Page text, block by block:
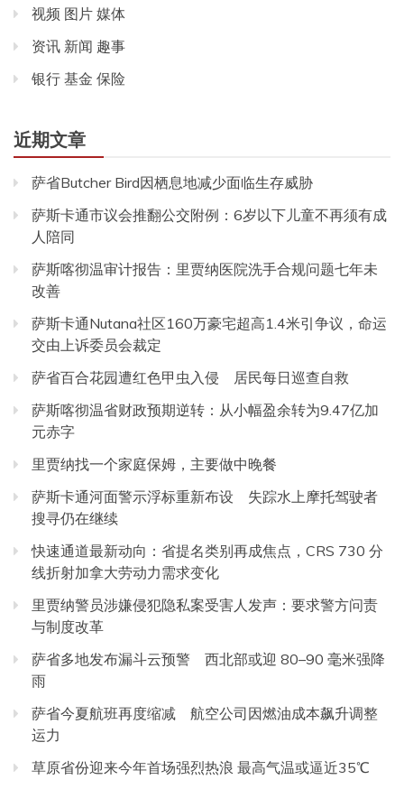
视频 图片 媒体
资讯 新闻 趣事
银行 基金 保险
近期文章
萨省Butcher Bird因栖息地减少面临生存威胁
萨斯卡通市议会推翻公交附例：6岁以下儿童不再须有成
人陪同
萨斯喀彻温审计报告：里贾纳医院洗手合规问题七年未
改善
萨斯卡通Nutana社区160万豪宅超高1.4米引争议，命运
交由上诉委员会裁定
萨省百合花园遭红色甲虫入侵 居民每日巡查自救
萨斯喀彻温省财政预期逆转：从小幅盈余转为9.47亿加
元赤字
里贾纳找一个家庭保姆，主要做中晚餐
萨斯卡通河面警示浮标重新布设 失踪水上摩托驾驶者
搜寻仍在继续
快速通道最新动向：省提名类别再成焦点，CRS 730 分
线折射加拿大劳动力需求变化
里贾纳警员涉嫌侵犯隐私案受害人发声：要求警方问责
与制度改革
萨省多地发布漏斗云预警 西北部或迎 80–90 毫米强降
雨
萨省今夏航班再度缩减 航空公司因燃油成本飙升调整
运力
草原省份迎来今年首场强烈热浪 最高气温或逼近35℃